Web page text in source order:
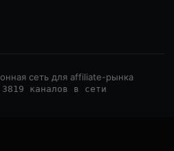
сеть для affiliate-рынка
каналов в сети